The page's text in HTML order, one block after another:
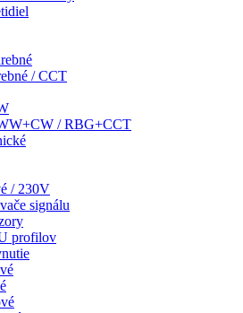
/ CCT
/ RBG+CCT
/ 230V
signálu
profilov